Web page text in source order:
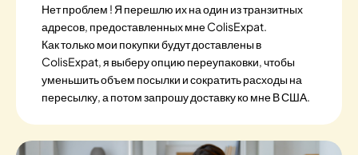
Нет проблем ! Я перешлю их на один из транзитных
адресов, предоставленных мне ColisExpat.
Как только мои покупки будут доставлены в
ColisExpat, я выберу опцию переупаковки, чтобы
уменьшить объем посылки и сократить расходы на
пересылку, а потом запрошу доставку ко мне В США.